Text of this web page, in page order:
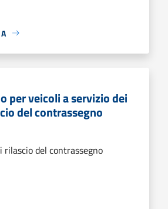
per veicoli a servizio dei
del contrassegno
rilascio del contrassegno